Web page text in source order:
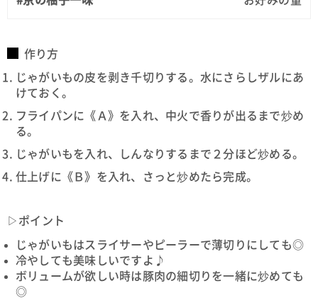
作り方
じゃがいもの皮を剥き千切りする。水にさらしザルにあ
けておく。
フライパンに《Ａ》を入れ、中火で香りが出るまで炒め
る。
じゃがいもを入れ、しんなりするまで２分ほど炒める。
仕上げに《Ｂ》を入れ、さっと炒めたら完成。
▷ポイント
じゃがいもはスライサーやピーラーで薄切りにしても◎
冷やしても美味しいですよ♪
ボリュームが欲しい時は豚肉の細切りを一緒に炒めても
◎